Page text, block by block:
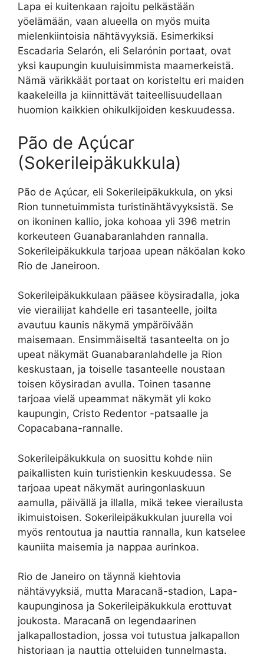
Lapa ei kuitenkaan rajoitu pelkästään
yöelämään, vaan alueella on myös muita
mielenkiintoisia nähtävyyksiä. Esimerkiksi
Escadaria Selarón, eli Selarónin portaat, ovat
yksi kaupungin kuuluisimmista maamerkeistä.
Nämä värikkäät portaat on koristeltu eri maiden
kaakeleilla ja kiinnittävät taiteellisuudellaan
huomion kaikkien ohikulkijoiden keskuudessa.
Pão de Açúcar
(Sokerileipäkukkula)
Pão de Açúcar, eli Sokerileipäkukkula, on yksi
Rion tunnetuimmista turistinähtävyyksistä. Se
on ikoninen kallio, joka kohoaa yli 396 metrin
korkeuteen Guanabaranlahden rannalla.
Sokerileipäkukkula tarjoaa upean näköalan koko
Rio de Janeiroon.
Sokerileipäkukkulaan pääsee köysiradalla, joka
vie vierailijat kahdelle eri tasanteelle, joilta
avautuu kaunis näkymä ympäröivään
maisemaan. Ensimmäiseltä tasanteelta on jo
upeat näkymät Guanabaranlahdelle ja Rion
keskustaan, ja toiselle tasanteelle noustaan
toisen köysiradan avulla. Toinen tasanne
tarjoaa vielä upeammat näkymät yli koko
kaupungin, Cristo Redentor -patsaalle ja
Copacabana-rannalle.
Sokerileipäkukkula on suosittu kohde niin
paikallisten kuin turistienkin keskuudessa. Se
tarjoaa upeat näkymät auringonlaskuun
aamulla, päivällä ja illalla, mikä tekee vierailusta
ikimuistoisen. Sokerileipäkukkulan juurella voi
myös rentoutua ja nauttia rannalla, kun katselee
kauniita maisemia ja nappaa aurinkoa.
Rio de Janeiro on täynnä kiehtovia
nähtävyyksiä, mutta Maracanã-stadion, Lapa-
kaupunginosa ja Sokerileipäkukkula erottuvat
joukosta. Maracanã on legendaarinen
jalkapallostadion, jossa voi tutustua jalkapallon
historiaan ja nauttia otteluiden tunnelmasta.